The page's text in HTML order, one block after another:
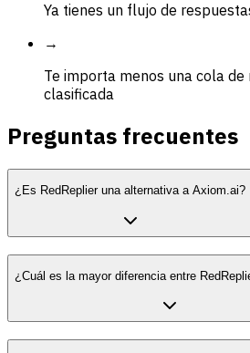
Ya tienes un flujo de
→
Te importa menos una cola de
clasificada
Preguntas frecuentes
¿Es RedReplier una alternativa a Axiom.ai?
¿Cuál es la mayor diferencia entre